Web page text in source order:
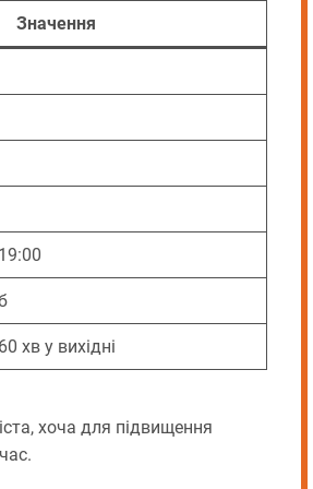
Значення
хв у вихідні
хоча для підвищення